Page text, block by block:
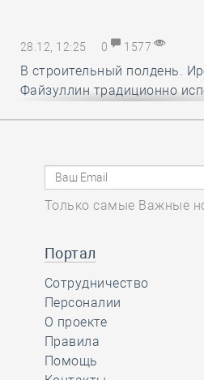
28.12, 12:25 0 1577
В строительный полдень.
Файзуллин традиционно
28.12, 11:24 0
Минстрой и
вопросам применения
компенсации удорожания
строительные ресурсы
28.12, 10:16
СРО АСОНО избежала
Только самые Важные
Портал
Сотрудничество
Персоналии
О проекте
Правила
Помощь